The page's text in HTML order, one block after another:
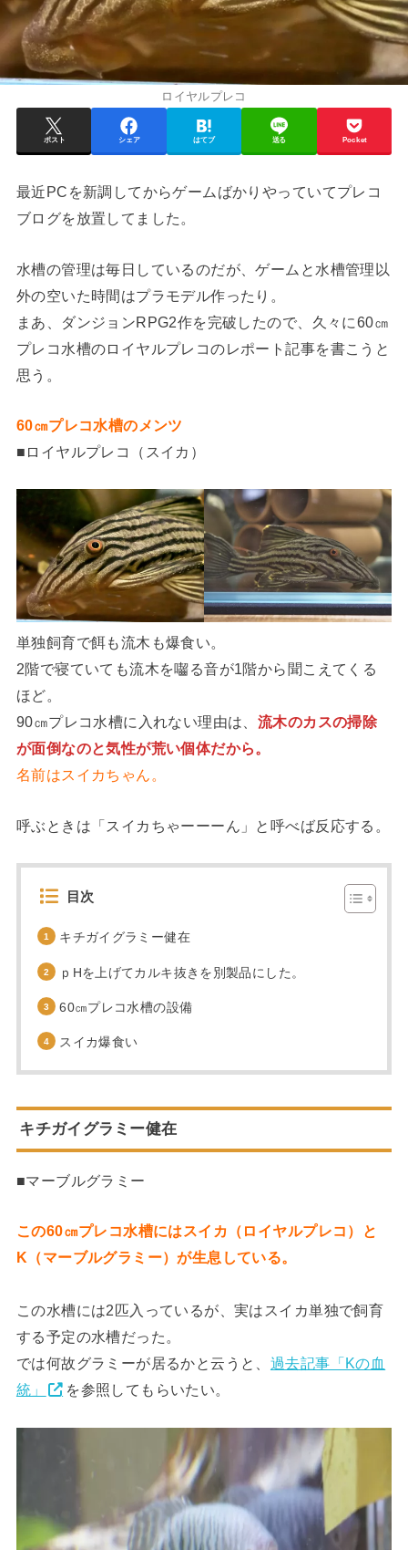
ロイヤルプレコ
ポスト シェア はてブ 送る Pocket
最近PCを新調してからゲームばかりやっていてプレコ
ブログを放置してました。
水槽の管理は毎日しているのだが、ゲームと水槽管理以
外の空いた時間はプラモデル作ったり。
まあ、ダンジョンRPG2作を完破したので、久々に60㎝
プレコ水槽のロイヤルプレコのレポート記事を書こうと
思う。
60㎝プレコ水槽のメンツ
■ロイヤルプレコ（スイカ）
単独飼育で餌も流木も爆食い。
2階で寝ていても流木を囓る音が1階から聞こえてくる
ほど。
90㎝プレコ水槽に入れない理由は、 流木のカスの掃除
が面倒なのと気性が荒い個体だから。
名前はスイカちゃん。
呼ぶときは「スイカちゃーーーん」と呼べば反応する。
目次
キチガイグラミー健在
ｐHを上げてカルキ抜きを別製品にした。
60㎝プレコ水槽の設備
スイカ爆食い
キチガイグラミー健在
■マーブルグラミー
この60㎝プレコ水槽にはスイカ（ロイヤルプレコ）と
K（マーブルグラミー）が生息している。
この水槽には2匹入っているが、実はスイカ単独で飼育
する予定の水槽だった。
では何故グラミーが居るかと云うと、 過去記事「Kの血
統」
を参照してもらいたい。